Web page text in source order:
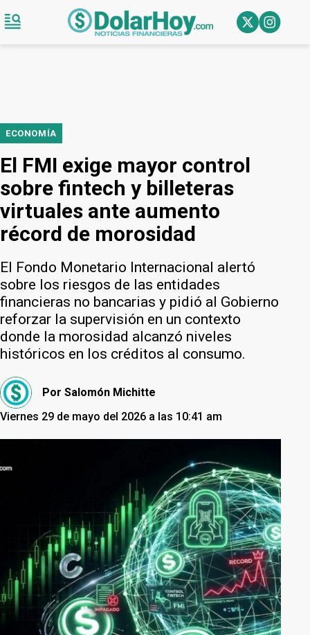
ECONOMÍA
El FMI exige mayor control
sobre fintech y billeteras
virtuales ante aumento
récord de morosidad
El Fondo Monetario Internacional alertó
sobre los riesgos de las entidades
financieras no bancarias y pidió al Gobierno
reforzar la supervisión en un contexto
donde la morosidad alcanzó niveles
históricos en los créditos al consumo.
Por Salomón Michitte
Viernes 29 de mayo del 2026 a las 10:41 am